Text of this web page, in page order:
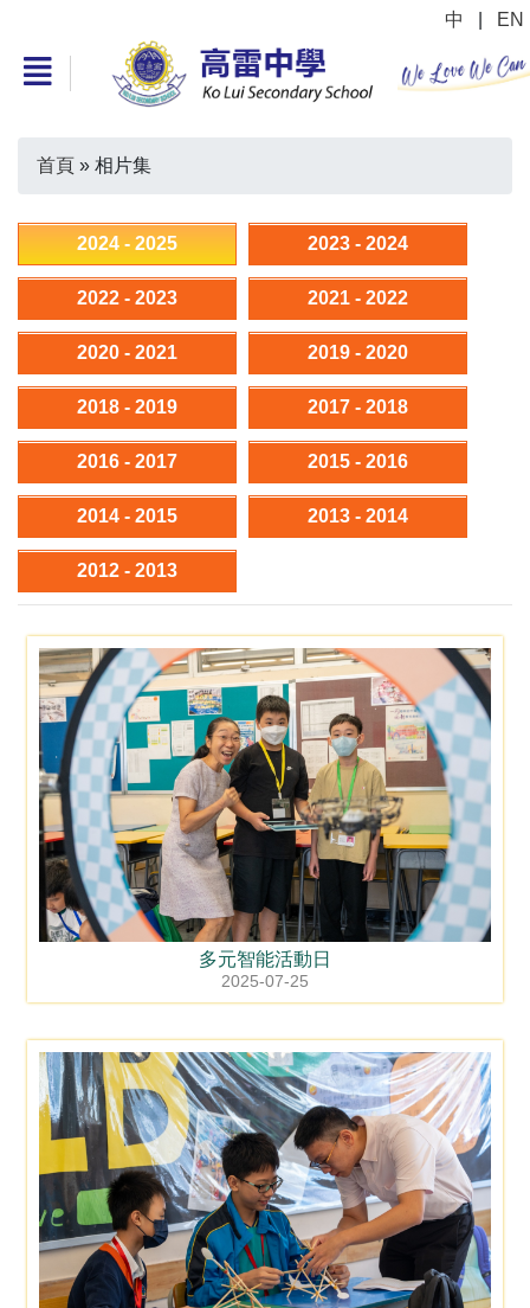
中 EN
首頁 » 相片集
2024 - 2025 2023 - 2024
2022 - 2023 2021 - 2022
2020 - 2021 2019 - 2020
2018 - 2019 2017 - 2018
2016 - 2017 2015 - 2016
2014 - 2015 2013 - 2014
2012 - 2013
多元智能活動日
2025-07-25